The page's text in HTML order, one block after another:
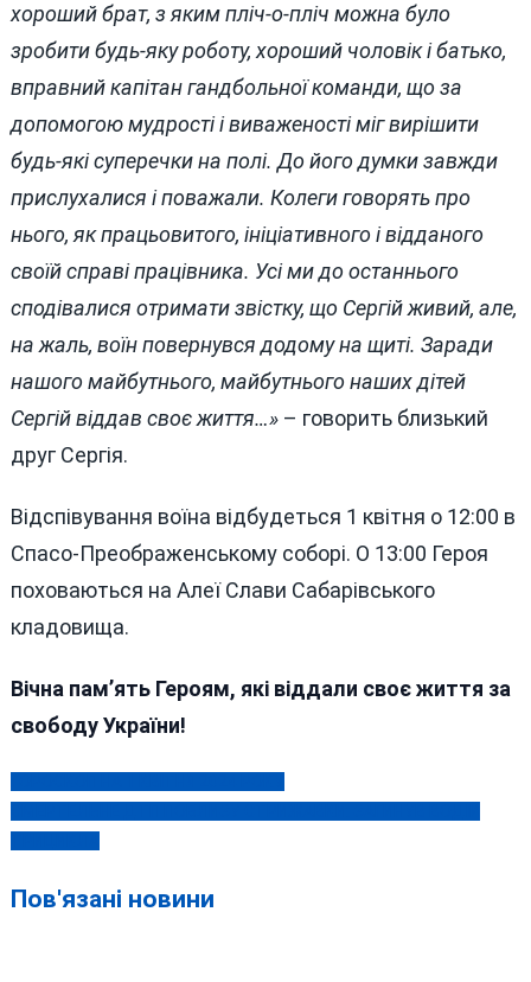
хороший брат, з яким пліч-о-пліч можна було
зробити будь-яку роботу, хороший чоловік і батько,
вправний капітан гандбольної команди, що за
допомогою мудрості і виваженості міг вирішити
будь-які суперечки на полі. До його думки завжди
прислухалися і поважали. Колеги говорять про
нього, як працьовитого, ініціативного і відданого
своїй справі працівника. Усі ми до останнього
сподівалися отримати звістку, що Сергій живий, але,
на жаль, воїн повернувся додому на щиті. Заради
нашого майбутнього, майбутнього наших дітей
Сергій віддав своє життя…»– говорить близький
друг Сергія.
Відспівування воїна відбудеться 1 квітня о 12:00 в
Спасо-Преображенському соборі. О 13:00 Героя
поховаються на Алеї Слави Сабарівського
кладовища.
Вічна пам’ять Героям, які віддали своє життя за
свободу України!
Навігація
записів
Пов'язані новини